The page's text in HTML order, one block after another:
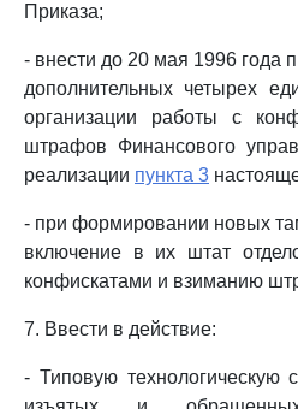
Приказа;
- внести до 20 мая 1996 года
дополнительных четырех
организации работы с
штрафов Финансового
реализации пункта 3
- при формировании новых
включение в их штат
конфискатами и взиманию
7. Ввести в действие:
- Типовую технологическую